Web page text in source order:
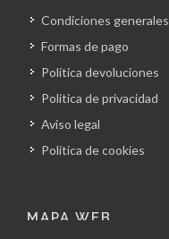
Condiciones generales
Formas de pago
Política devoluciones
Política de privacidad
Aviso legal
Política de cookies
MAPA WEB